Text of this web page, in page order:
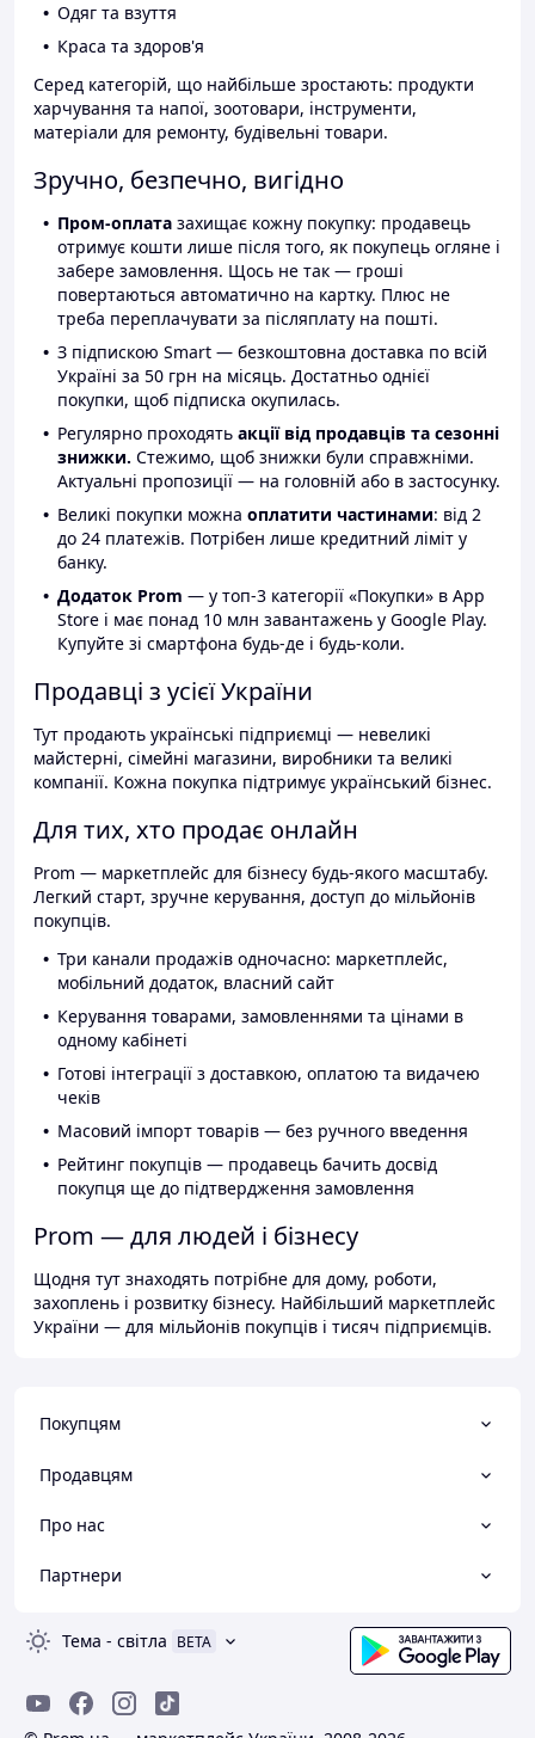
Одяг та взуття
Краса та здоров'я
Серед категорій, що найбільше зростають: продукти
харчування та напої, зоотовари, інструменти,
матеріали для ремонту, будівельні товари.
Зручно, безпечно, вигідно
Пром-оплата захищає кожну покупку: продавець
отримує кошти лише після того, як покупець огляне і
забере замовлення. Щось не так — гроші
повертаються автоматично на картку. Плюс не
треба переплачувати за післяплату на пошті.
З підпискою Smart — безкоштовна доставка по всій
Україні за 50 грн на місяць. Достатньо однієї
покупки, щоб підписка окупилась.
Регулярно проходять акції від продавців та сезонні
знижки. Стежимо, щоб знижки були справжніми.
Актуальні пропозиції — на головній або в застосунку.
Великі покупки можна оплатити частинами: від 2
до 24 платежів. Потрібен лише кредитний ліміт у
банку.
Додаток Prom — у топ-3 категорії «Покупки» в App
Store і має понад 10 млн завантажень у Google Play.
Купуйте зі смартфона будь-де і будь-коли.
Продавці з усієї України
Тут продають українські підприємці — невеликі
майстерні, сімейні магазини, виробники та великі
компанії. Кожна покупка підтримує український бізнес.
Для тих, хто продає онлайн
Prom — маркетплейс для бізнесу будь-якого масштабу.
Легкий старт, зручне керування, доступ до мільйонів
покупців.
Три канали продажів одночасно: маркетплейс,
мобільний додаток, власний сайт
Керування товарами, замовленнями та цінами в
одному кабінеті
Готові інтеграції з доставкою, оплатою та видачею
чеків
Масовий імпорт товарів — без ручного введення
Рейтинг покупців — продавець бачить досвід
покупця ще до підтвердження замовлення
Prom — для людей і бізнесу
Щодня тут знаходять потрібне для дому, роботи,
захоплень і розвитку бізнесу. Найбільший маркетплейс
України — для мільйонів покупців і тисяч підприємців.
Покупцям
Продавцям
Про нас
Партнери
Тема - світла BETA